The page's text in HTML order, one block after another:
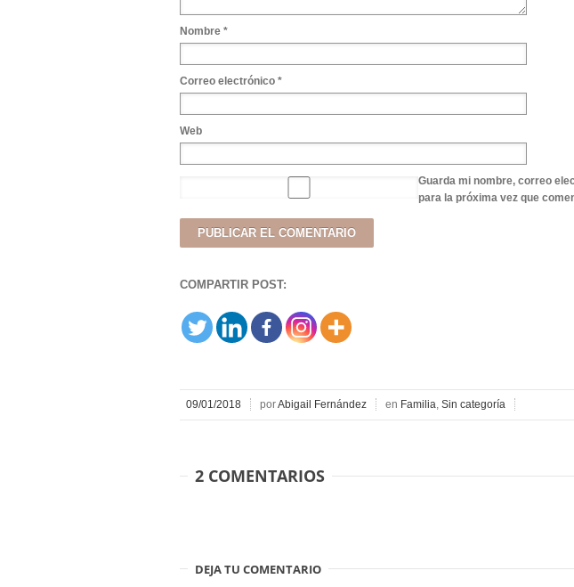
Nombre *
Correo electrónico *
Web
Guarda mi nombre, correo
para la próxima vez que
COMPARTIR POST:
09/01/2018 porAbigail Fernández en Familia, Sin categoría
2 COMENTARIOS
DEJA TU COMENTARIO